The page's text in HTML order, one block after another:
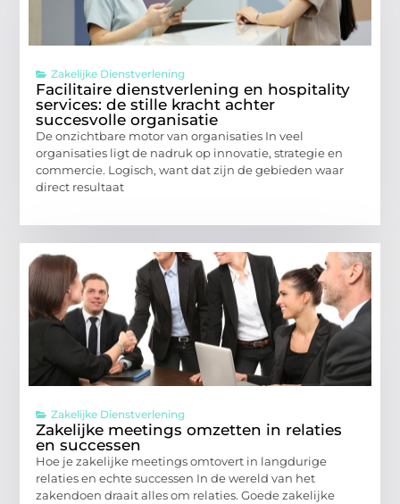
Zakelijke Dienstverlening
Facilitaire dienstverlening en hospitality
services: de stille kracht achter
succesvolle organisatie
De onzichtbare motor van organisaties In veel
organisaties ligt de nadruk op innovatie, strategie en
commercie. Logisch, want dat zijn de gebieden waar
direct resultaat
Zakelijke Dienstverlening
Zakelijke meetings omzetten in relaties
en successen
Hoe je zakelijke meetings omtovert in langdurige
relaties en echte successen In de wereld van het
zakendoen draait alles om relaties. Goede zakelijke